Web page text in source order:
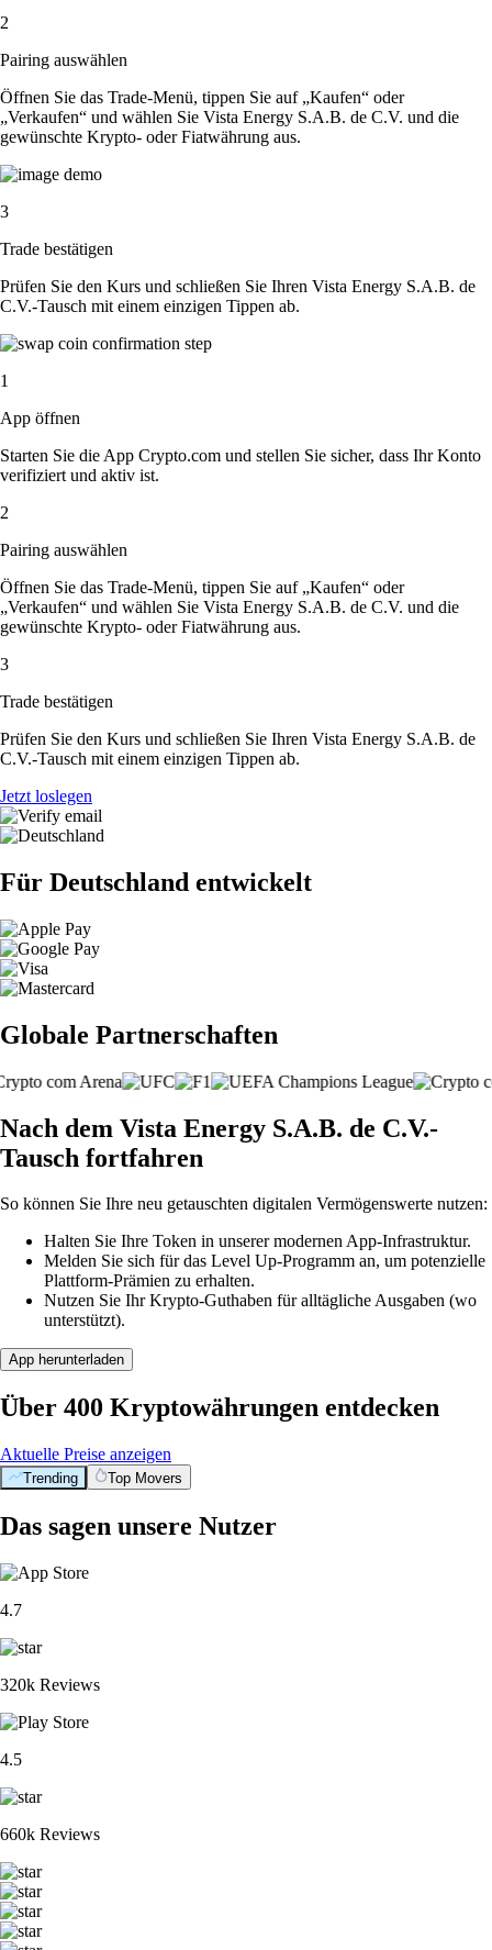
2
Pairing auswählen
Öffnen Sie das Trade-Menü, tippen Sie auf „Kaufen“ oder
„Verkaufen“ und wählen Sie Vista Energy S.A.B. de C.V. und die
gewünschte Krypto- oder Fiatwährung aus.
3
Trade bestätigen
Prüfen Sie den Kurs und schließen Sie Ihren Vista Energy S.A.B. de
C.V.-Tausch mit einem einzigen Tippen ab.
1
App öffnen
Starten Sie die App Crypto.com und stellen Sie sicher, dass Ihr Konto
verifiziert und aktiv ist.
2
Pairing auswählen
Öffnen Sie das Trade-Menü, tippen Sie auf „Kaufen“ oder
„Verkaufen“ und wählen Sie Vista Energy S.A.B. de C.V. und die
gewünschte Krypto- oder Fiatwährung aus.
3
Trade bestätigen
Prüfen Sie den Kurs und schließen Sie Ihren Vista Energy S.A.B. de
C.V.-Tausch mit einem einzigen Tippen ab.
Jetzt loslegen
Für Deutschland entwickelt
Globale Partnerschaften
Nach dem Vista Energy S.A.B. de C.V.-
Tausch fortfahren
So können Sie Ihre neu getauschten digitalen Vermögenswerte nutzen:
Halten Sie Ihre Token in unserer modernen App-Infrastruktur.
Melden Sie sich für das Level Up-Programm an, um potenzielle
Plattform-Prämien zu erhalten.
Nutzen Sie Ihr Krypto-Guthaben für alltägliche Ausgaben (wo
unterstützt).
App herunterladen
Über 400 Kryptowährungen entdecken
Aktuelle Preise anzeigen
Trending Top Movers
Das sagen unsere Nutzer
4.7
320k Reviews
4.5
660k Reviews